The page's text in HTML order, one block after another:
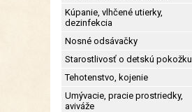
Kúpanie, vlhčené utierky,
dezinfekcia
Nosné odsávačky
Starostlivosť o detskú pokožku
Tehotenstvo, kojenie
Umývacie, pracie prostriedky,
aviváže